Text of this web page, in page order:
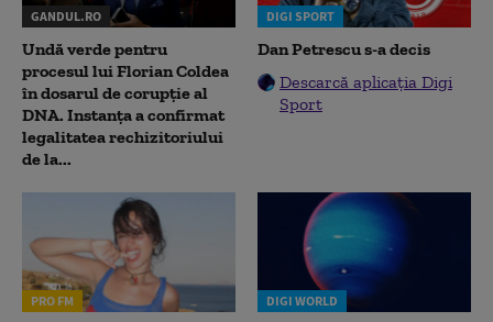
GANDUL.RO
Undă verde pentru
procesul lui Florian Coldea
în dosarul de corupție al
DNA. Instanța a confirmat
legalitatea rechizitoriului
de la...
DIGI SPORT
Dan Petrescu s-a decis
Descarcă aplicația Digi
Sport
PRO FM DIGI WORLD